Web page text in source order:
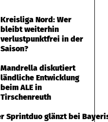
Kreisliga Nord: Wer
bleibt weiterhin
verlustpunktfrei in der
Saison?
Mandrella diskutiert
ländliche Entwicklung
beim ALE in
Tirschenreuth